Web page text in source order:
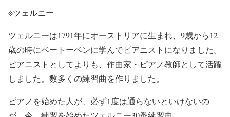
※ツェルニー
ツェルニーは1791年にオーストリアに生まれ、9歳から12
歳の時にベートーベンに学んでピアニストになりました。
ピアニストとしてよりも、作曲家・ピアノ教師として活躍
しました。数多くの練習曲を作りました。
ピアノを始めた人が、必ず1度は通らないといけないの